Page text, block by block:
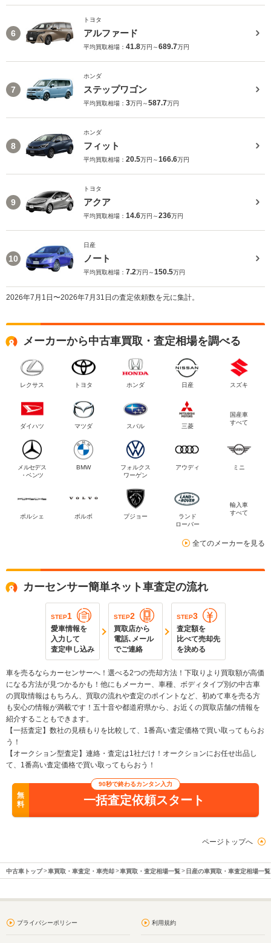
6
トヨタ
アルファード
平均買取相場： 41.8万円～689.7万円
7
ホンダ
ステップワゴン
平均買取相場： 3万円～587.7万円
8
ホンダ
フィット
平均買取相場： 20.5万円～166.6万円
9
トヨタ
アクア
平均買取相場： 14.6万円～236万円
10
日産
ノート
平均買取相場： 7.2万円～150.5万円
2026年7月1日〜2026年7月31日の査定依頼数を元に集計。
メーカーから中古車買取・査定相場を調べる
レクサス トヨタ ホンダ 日産 スズキ
ダイハツ マツダ スバル 三菱
国産車
すべて
メルセデス
・ベンツ
BMW
フォルクス
ワーゲン
アウディ ミニ
ポルシェ ボルボ プジョー
ランド
ローバー
輸入車
すべて
全てのメーカーを見る
カーセンサー簡単ネット車査定の流れ
STEP1
愛車情報を
入力して
査定申し込み
STEP2
買取店から
電話､メール
でご連絡
STEP3
査定額を
比べて売却先
を決める
車を売るならカーセンサーへ！選べる2つの売却方法！下取りより買取額が高価
になる方法が見つかるかも！他にもメーカー、車種、ボディタイプ別の中古車
の買取情報はもちろん、買取の流れや査定のポイントなど、初めて車を売る方
も安心の情報が満載です！五十音や都道府県から、お近くの買取店舗の情報を
紹介することもできます。
【一括査定】数社の見積もりを比較して、1番高い査定価格で買い取ってもらお
う！
【オークション型査定】連絡・査定は1社だけ！オークションにお任せ出品し
て、1番高い査定価格で買い取ってもらおう！
無
料
90秒で終わるカンタン入力
一括査定依頼スタート
ページトップへ
中古車トップ 車買取・車査定・車売却 車買取・査定相場一覧 日産の車買取・車査定相場一覧
プライバシーポリシー 利用規約